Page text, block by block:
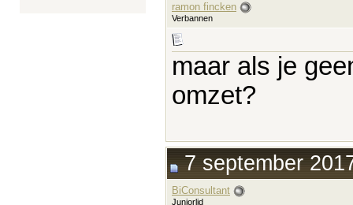
ramon fincken
Verbannen
maar als je
omzet?
7 september
BiConsultant
Juniorlid